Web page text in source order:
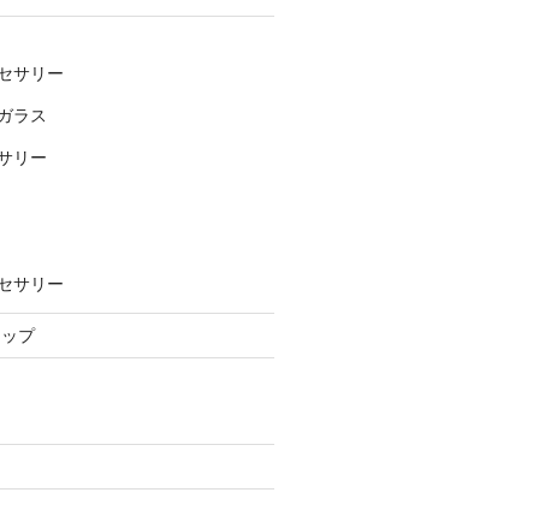
サリー
ラス
リー
サリー
プ